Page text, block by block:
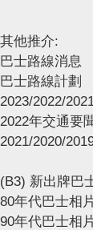
其他推介:
巴士路線消息
巴士路線計劃
2023/2022/
2022年交通要
2021/2020/
(B3) 新出牌巴
80年代巴士相
90年代巴士相